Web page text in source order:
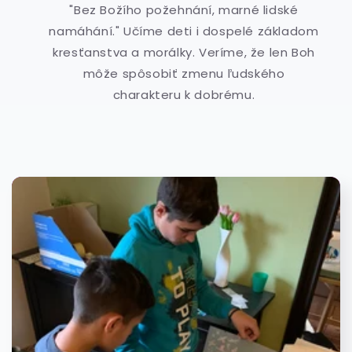
"Bez Božího požehnání, marné lidské
namáhání." Učíme deti i dospelé základom
kresťanstva a morálky. Veríme, že len Boh
môže spôsobiť zmenu ľudského
charakteru k dobrému.